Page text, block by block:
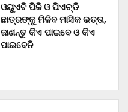
ଓୟୁଏଟି ପିଜି ଓ ପିଏଚ୍‌ଡି
ଛାତ୍ରଙ୍କୁ ମିଳିବ ମାସିକ ଭତ୍ତା,
ଜାଣନ୍ତୁ କିଏ ପାଇବେ ଓ କିଏ
ପାଇବେନି